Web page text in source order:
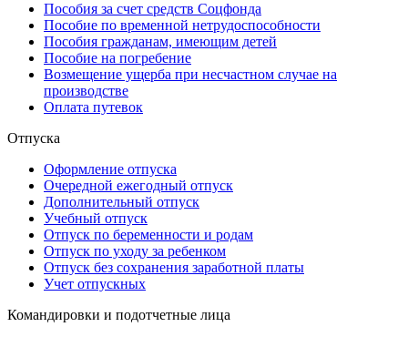
Пособия за счет средств Соцфонда
Пособие по временной нетрудоспособности
Пособия гражданам, имеющим детей
Пособие на погребение
Возмещение ущерба при несчастном случае на
производстве
Оплата путевок
Отпуска
Оформление отпуска
Очередной ежегодный отпуск
Дополнительный отпуск
Учебный отпуск
Отпуск по беременности и родам
Отпуск по уходу за ребенком
Отпуск без сохранения заработной платы
Учет отпускных
Командировки и подотчетные лица